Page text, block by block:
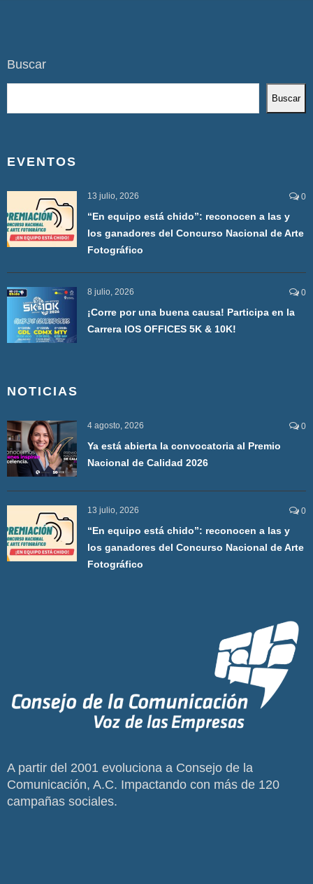
Buscar
Buscar
EVENTOS
13 julio, 2026 0
“En equipo está chido”: reconocen a las y
los ganadores del Concurso Nacional de Arte
Fotográfico
8 julio, 2026 0
¡Corre por una buena causa! Participa en la
Carrera IOS OFFICES 5K & 10K!
NOTICIAS
4 agosto, 2026 0
Ya está abierta la convocatoria al Premio
Nacional de Calidad 2026
13 julio, 2026 0
“En equipo está chido”: reconocen a las y
los ganadores del Concurso Nacional de Arte
Fotográfico
A partir del 2001 evoluciona a Consejo de la
Comunicación, A.C. Impactando con más de 120
campañas sociales.